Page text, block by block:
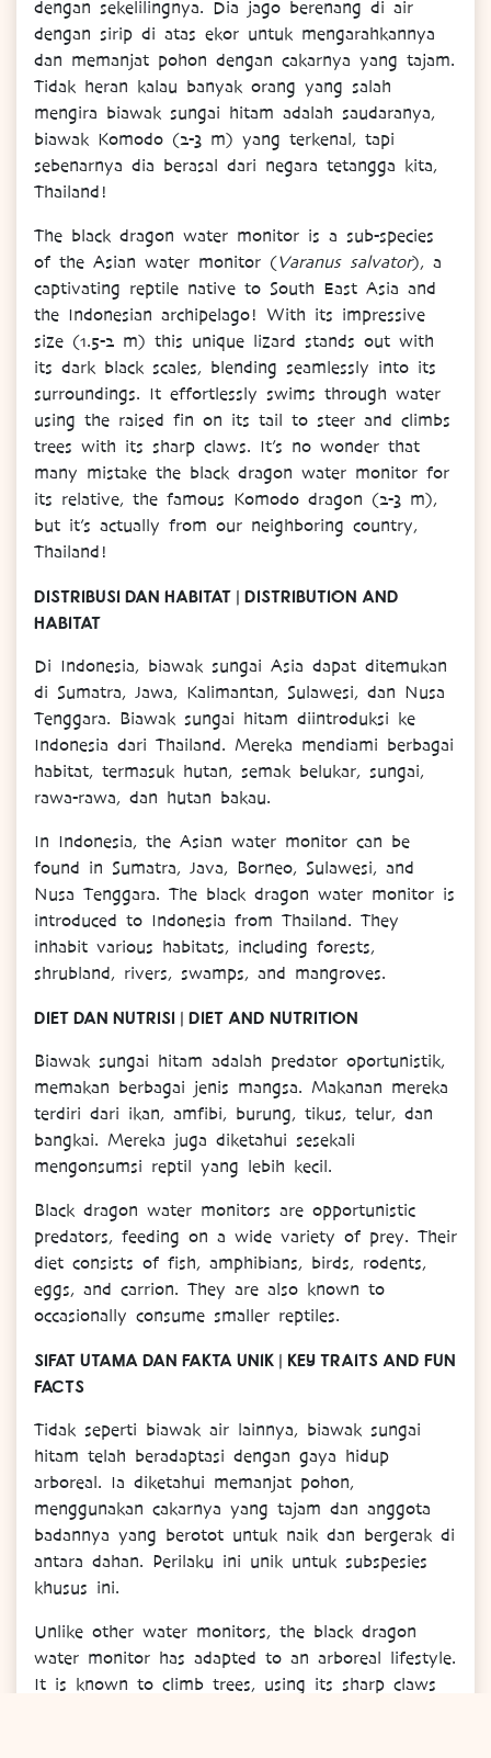
dengan sekelilingnya. Dia jago berenang di air
dengan sirip di atas ekor untuk mengarahkannya
dan memanjat pohon dengan cakarnya yang tajam.
Tidak heran kalau banyak orang yang salah
mengira biawak sungai hitam adalah saudaranya,
biawak Komodo (2-3 m) yang terkenal, tapi
sebenarnya dia berasal dari negara tetangga kita,
Thailand!
The black dragon water monitor is a sub-species
of the Asian water monitor (Varanus salvator), a
captivating reptile native to South East Asia and
the Indonesian archipelago! With its impressive
size (1.5-2 m) this unique lizard stands out with
its dark black scales, blending seamlessly into its
surroundings. It effortlessly swims through water
using the raised fin on its tail to steer and climbs
trees with its sharp claws. It’s no wonder that
many mistake the black dragon water monitor for
its relative, the famous Komodo dragon (2-3 m),
but it’s actually from our neighboring country,
Thailand!
DISTRIBUSI DAN HABITAT | DISTRIBUTION AND
HABITAT
Di Indonesia, biawak sungai Asia dapat ditemukan
di Sumatra, Jawa, Kalimantan, Sulawesi, dan Nusa
Tenggara. Biawak sungai hitam diintroduksi ke
Indonesia dari Thailand. Mereka mendiami berbagai
habitat, termasuk hutan, semak belukar, sungai,
rawa-rawa, dan hutan bakau.
In Indonesia, the Asian water monitor can be
found in Sumatra, Java, Borneo, Sulawesi, and
Nusa Tenggara. The black dragon water monitor is
introduced to Indonesia from Thailand. They
inhabit various habitats, including forests,
shrubland, rivers, swamps, and mangroves.
DIET DAN NUTRISI | DIET AND NUTRITION
Biawak sungai hitam adalah predator oportunistik,
memakan berbagai jenis mangsa. Makanan mereka
terdiri dari ikan, amfibi, burung, tikus, telur, dan
bangkai. Mereka juga diketahui sesekali
mengonsumsi reptil yang lebih kecil.
Black dragon water monitors are opportunistic
predators, feeding on a wide variety of prey. Their
diet consists of fish, amphibians, birds, rodents,
eggs, and carrion. They are also known to
occasionally consume smaller reptiles.
SIFAT UTAMA DAN FAKTA UNIK | KEY TRAITS AND FUN
FACTS
Tidak seperti biawak air lainnya, biawak sungai
hitam telah beradaptasi dengan gaya hidup
arboreal. Ia diketahui memanjat pohon,
menggunakan cakarnya yang tajam dan anggota
badannya yang berotot untuk naik dan bergerak di
antara dahan. Perilaku ini unik untuk subspesies
khusus ini.
Unlike other water monitors, the black dragon
water monitor has adapted to an arboreal lifestyle.
It is known to climb trees, using its sharp claws